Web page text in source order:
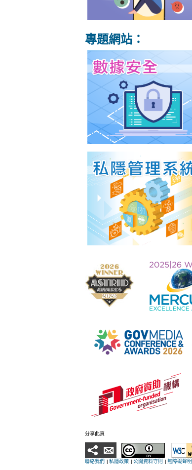
專題網站：
分享此頁
聯絡我們 | 私隱政策 | 公開資料守則 | 無障礙聲明